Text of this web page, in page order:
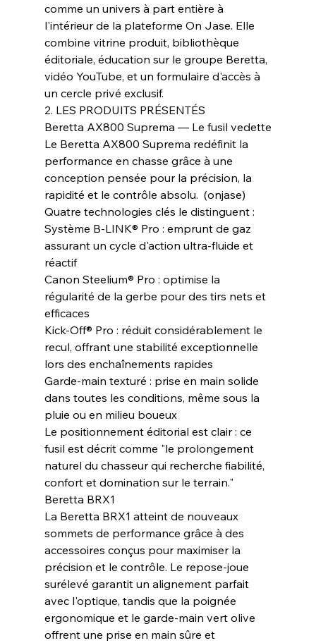
comme un univers à part entière à
l'intérieur de la plateforme On Jase. Elle
combine vitrine produit, bibliothèque
éditoriale, éducation sur le groupe Beretta,
vidéo YouTube, et un formulaire d'accès à
un cercle privé exclusif.
2. LES PRODUITS PRÉSENTÉS
Beretta AX800 Suprema — Le fusil vedette
Le Beretta AX800 Suprema redéfinit la
performance en chasse grâce à une
conception pensée pour la précision, la
rapidité et le contrôle absolu.  (onjase)
Quatre technologies clés le distinguent :
Système B-LINK® Pro : emprunt de gaz
assurant un cycle d'action ultra-fluide et
réactif
Canon Steelium® Pro : optimise la
régularité de la gerbe pour des tirs nets et
efficaces
Kick-Off® Pro : réduit considérablement le
recul, offrant une stabilité exceptionnelle
lors des enchaînements rapides
Garde-main texturé : prise en main solide
dans toutes les conditions, même sous la
pluie ou en milieu boueux
Le positionnement éditorial est clair : ce
fusil est décrit comme "le prolongement
naturel du chasseur qui recherche fiabilité,
confort et domination sur le terrain."
Beretta BRX1
La Beretta BRX1 atteint de nouveaux
sommets de performance grâce à des
accessoires conçus pour maximiser la
précision et le contrôle. Le repose-joue
surélevé garantit un alignement parfait
avec l'optique, tandis que la poignée
ergonomique et le garde-main vert olive
offrent une prise en main sûre et